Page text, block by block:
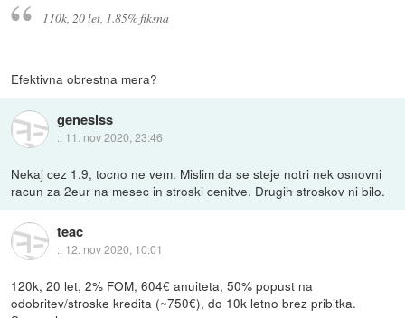
110k, 20 let, 1.85% fiksna
Efektivna obrestna mera?
genesiss
:: 11. nov 2020, 23:46
Nekaj cez 1.9, tocno ne vem. Mislim da se steje notri nek osnovni
racun za 2eur na mesec in stroski cenitve. Drugih stroskov ni bilo.
teac
:: 12. nov 2020, 10:01
120k, 20 let, 2% FOM, 604€ anuiteta, 50% popust na
odobritev/stroske kredita (~750€), do 10k letno brez pribitka.